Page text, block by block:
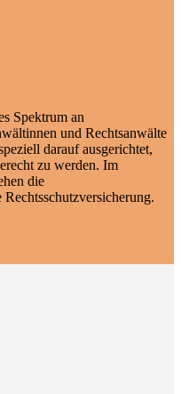
Spektrum an
und Rechtsanwälte
darauf ausgerichtet,
zu werden. Im
die